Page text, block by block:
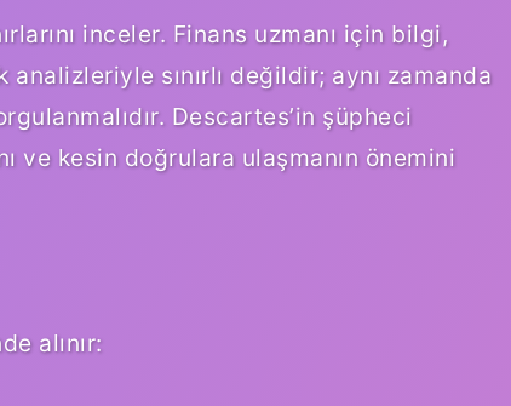
inceler. Finans uzmanı için bilgi,
sınırlı değildir; aynı zamanda
Descartes’in şüpheci
ve kesin doğrulara ulaşmanın önemini
alınır: